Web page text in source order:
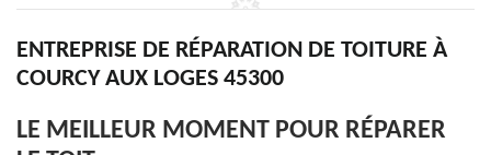
ENTREPRISE DE RÉPARATION DE TOITURE À
COURCY AUX LOGES 45300
LE MEILLEUR MOMENT POUR RÉPARER